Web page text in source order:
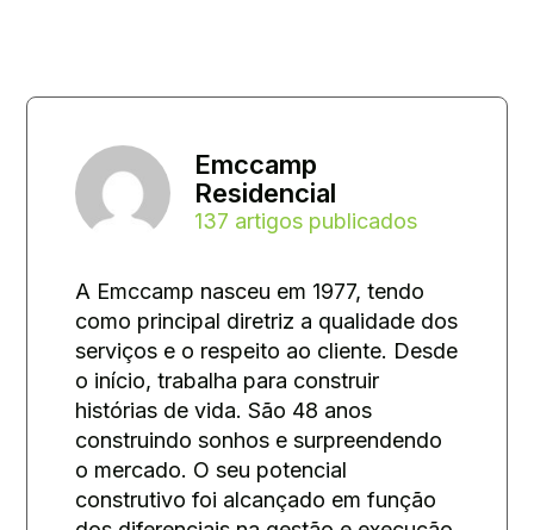
Emccamp
Residencial
137 artigos publicados
A Emccamp nasceu em 1977, tendo
como principal diretriz a qualidade dos
serviços e o respeito ao cliente. Desde
o início, trabalha para construir
histórias de vida. São 48 anos
construindo sonhos e surpreendendo
o mercado. O seu potencial
construtivo foi alcançado em função